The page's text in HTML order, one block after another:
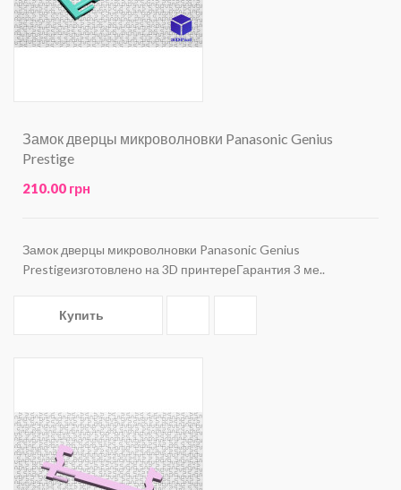
Замок дверцы микроволновки Panasonic Genius
Prestige
210.00 грн
Замок дверцы микроволновки Panasonic Genius
Prestigeизготовлено на 3D принтереГарантия 3 ме..
Купить